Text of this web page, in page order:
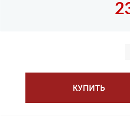
КУПИТЬ